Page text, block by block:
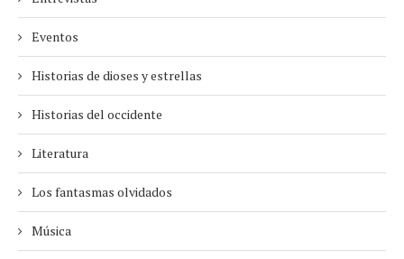
Eventos
Historias de dioses y estrellas
Historias del occidente
Literatura
Los fantasmas olvidados
Música